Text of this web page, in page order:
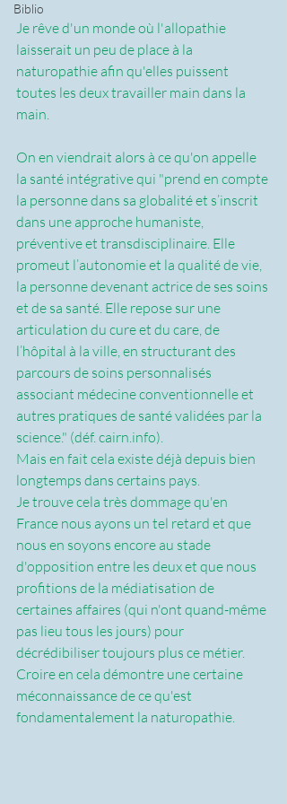
Biblio
Je rêve d'un monde où l'allopathie
laisserait un peu de place à la
naturopathie afin qu'elles puissent
toutes les deux travailler main dans la
main.
On en viendrait alors à ce qu'on appelle
la santé intégrative qui "prend en compte
la personne dans sa globalité et s’inscrit
dans une approche humaniste,
préventive et transdisciplinaire. Elle
promeut l’autonomie et la qualité de vie,
la personne devenant actrice de ses soins
et de sa santé. Elle repose sur une
articulation du cure et du care, de
l’hôpital à la ville, en structurant des
parcours de soins personnalisés
associant médecine conventionnelle et
autres pratiques de santé validées par la
science." (déf. cairn.info).
Mais en fait cela existe déjà depuis bien
longtemps dans certains pays.
Je trouve cela très dommage qu'en
France nous ayons un tel retard et que
nous en soyons encore au stade
d'opposition entre les deux et que nous
profitions de la médiatisation de
certaines affaires (qui n'ont quand-même
pas lieu tous les jours) pour
décrédibiliser toujours plus ce métier.
Croire en cela démontre une certaine
méconnaissance de ce qu'est
fondamentalement la naturopathie.